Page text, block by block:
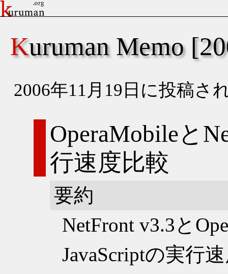
Kuruman Memo
2006年11月19日に投稿さ
OperaMobileと
行速度比較
要約
NetFront v3.3と
JavaScriptの実行